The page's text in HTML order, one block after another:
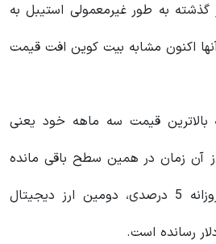
به طور غیرمعمولی استیبل به
اکنون مشابه بیت کوین افت قیمت
بالاترین قیمت سه ماهه خود یعنی
رسید و از آن زمان در همین سطح باقی مانده
بود. اما اکنون، کاهش روزانه 5 درصدی، دومین ارز دیجیتال